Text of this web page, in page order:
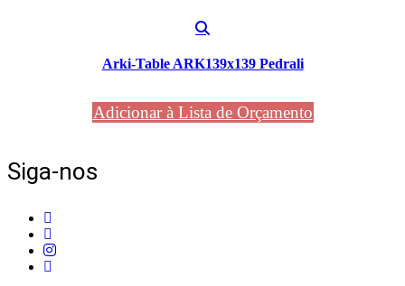
Arki-Table ARK139x139 Pedrali
Adicionar à Lista de Orçamento
Siga-nos